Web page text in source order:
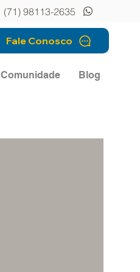
(71) 98113-2635
Fale Conosco
Comunidade Blog